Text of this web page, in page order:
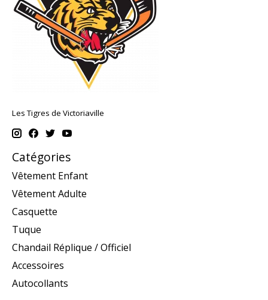
Les Tigres de Victoriaville
Catégories
Vêtement Enfant
Vêtement Adulte
Casquette
Tuque
Chandail Réplique / Officiel
Accessoires
Autocollants